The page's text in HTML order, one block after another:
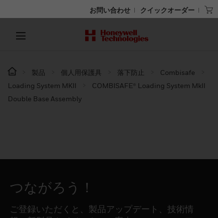
お問い合わせ クイックオーダー
製品 個人用保護具 落下防止
Combisafe
Loading System MKII
COMBISAFE® Loading System MkII
Double Base Assembly
つながろう！
ご登録いただくと、製品アップデート、技術情